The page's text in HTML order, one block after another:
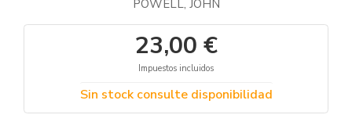
POWELL, JOHN
23,00 €
Impuestos incluidos
Sin stock consulte disponibilidad